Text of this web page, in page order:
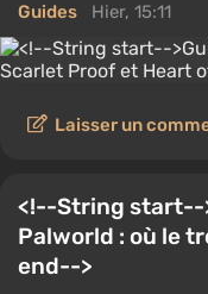
Guides Hier, 15:11
Laisser un
<!--String start--
Palworld : où le
end-->